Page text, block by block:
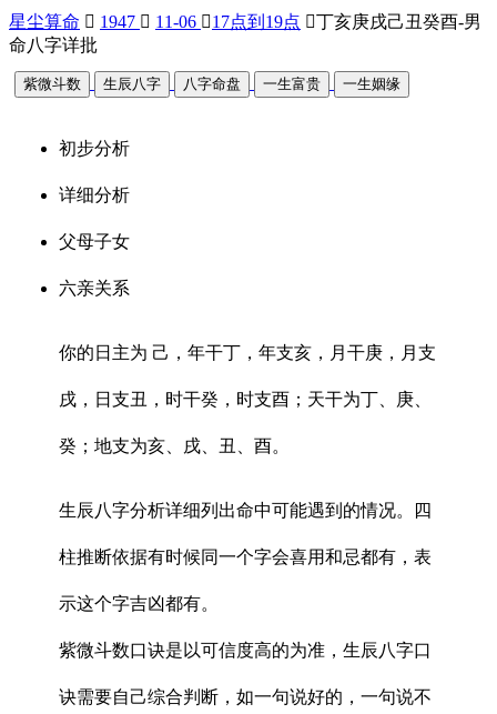
星尘算命  1947  11-06 17点到19点 丁亥庚戌己丑癸酉-男
命八字详批
紫微斗数 生辰八字 八字命盘 一生富贵 一生姻缘
初步分析
详细分析
父母子女
六亲关系
你的日主为 己，年干丁，年支亥，月干庚，月支
戌，日支丑，时干癸，时支酉；天干为丁、庚、
癸；地支为亥、戌、丑、酉。
生辰八字分析详细列出命中可能遇到的情况。四
柱推断依据有时候同一个字会喜用和忌都有，表
示这个字吉凶都有。
紫微斗数口诀是以可信度高的为准，生辰八字口
诀需要自己综合判断，如一句说好的，一句说不